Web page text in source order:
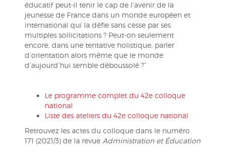
éducatif peut-il tenir le cap de l’avenir de la
jeunesse de France dans un monde européen et
international qui la défie sans cesse par ses
multiples sollicitations ? Peut-on seulement
encore, dans une tentative holistique, parler
d’orientation alors même que le monde
d’aujourd’hui semble déboussolé ?”
Le programme complet du 42e colloque
national
Liste des ateliers du 42e colloque national
Retrouvez les actes du colloque dans le numéro
171 (2021/3) de la revue Administration et Éducation